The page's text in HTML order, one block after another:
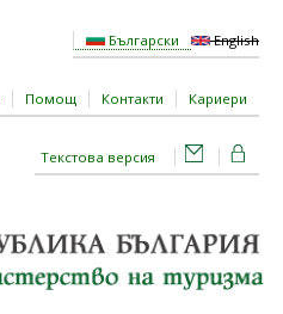
Български English
Помощ Контакти Кариери
Текстова версия